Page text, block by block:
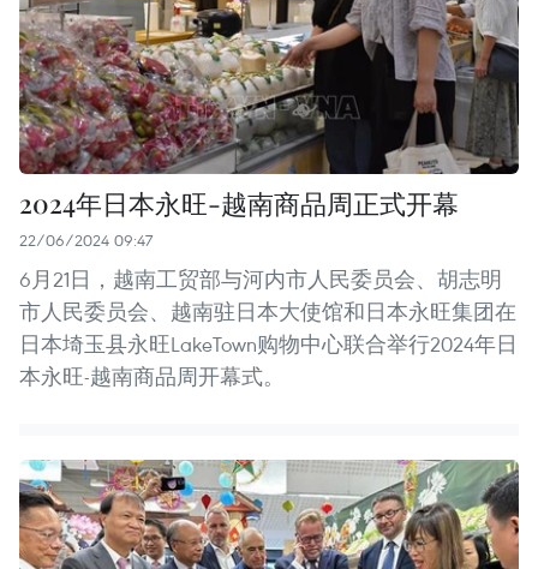
2024年日本永旺-越南商品周正式开幕
22/06/2024 09:47
6月21日，越南工贸部与河内市人民委员会、胡志明
市人民委员会、越南驻日本大使馆和日本永旺集团在
日本埼玉县永旺LakeTown购物中心联合举行2024年日
本永旺-越南商品周开幕式。